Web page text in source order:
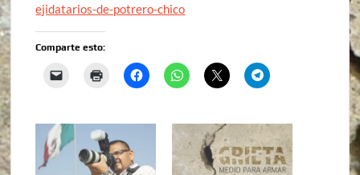
ejidatarios-de-potrero-chico
Comparte esto: